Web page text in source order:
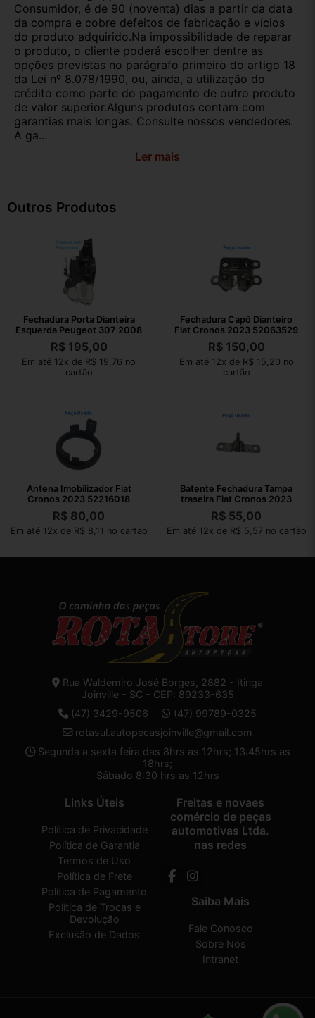
Consumidor, é de 90 (noventa) dias a partir da data
da compra e cobre defeitos de fabricação e vícios
do produto adquirido.Na impossibilidade de reparar
o produto, o cliente poderá escolher dentre as
opções previstas no parágrafo primeiro do artigo 18
da Lei nº 8.078/1990, ou, ainda, a utilização do
crédito como parte do pagamento de outro produto
de valor superior.Alguns produtos contam com
garantias mais longas. Consulte nossos vendedores.
A ga...
Ler mais
Outros Produtos
Fechadura Porta Dianteira
Esquerda Peugeot 307 2008
R$195,00
Em até 12x de R$ 19,76 no
cartão
Fechadura Capô Dianteiro
Fiat Cronos 2023 52063529
R$150,00
Em até 12x de R$ 15,20 no
cartão
Antena Imobilizador Fiat
Cronos 2023 52216018
R$ 80,00
Em até 12x de R$ 8,11 no cartão
Batente Fechadura Tampa
traseira Fiat Cronos 2023
R$ 55,00
Em até 12x de R$ 5,57 no cartão
Rua Waldemiro José Borges, 2882 - Itinga
Joinville - SC - CEP: 89233-635
(47) 3429-9506
(47) 99789-0325
rotasul.autopecasjoinville@gmail.com
Segunda a sexta feira das 8hrs as 12hrs; 13:45hrs as
18hrs;
Sábado 8:30 hrs as 12hrs
Links Úteis
Política de Privacidade
Política de Garantia
Termos de Uso
Política de Frete
Política de Pagamento
Política de Trocas e
Devolução
Exclusão de Dados
Freitas e novaes
comércio de peças
automotivas Ltda.
nas redes
Saiba Mais
Fale Conosco
Sobre Nós
Intranet